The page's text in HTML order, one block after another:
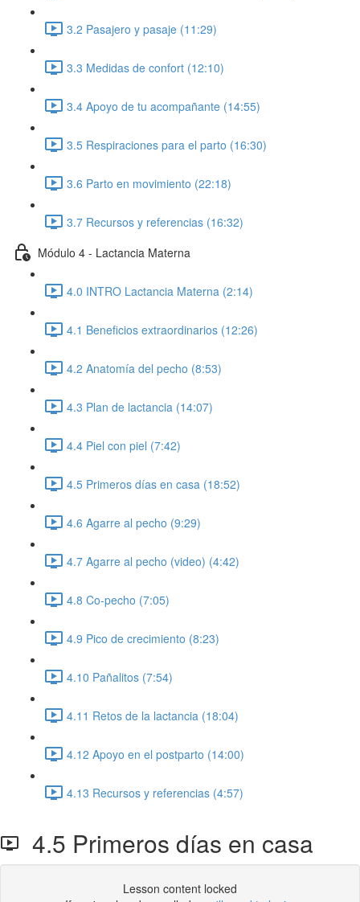
3.2 Pasajero y pasaje (11:29)
3.3 Medidas de confort (12:10)
3.4 Apoyo de tu acompañante (14:55)
3.5 Respiraciones para el parto (16:30)
3.6 Parto en movimiento (22:18)
3.7 Recursos y referencias (16:32)
Módulo 4 - Lactancia Materna
4.0 INTRO Lactancia Materna (2:14)
4.1 Beneficios extraordinarios (12:26)
4.2 Anatomía del pecho (8:53)
4.3 Plan de lactancia (14:07)
4.4 Piel con piel (7:42)
4.5 Primeros días en casa (18:52)
4.6 Agarre al pecho (9:29)
4.7 Agarre al pecho (video) (4:42)
4.8 Co-pecho (7:05)
4.9 Pico de crecimiento (8:23)
4.10 Pañalitos (7:54)
4.11 Retos de la lactancia (18:04)
4.12 Apoyo en el postparto (14:00)
4.13 Recursos y referencias (4:57)
4.5 Primeros días en casa
Lesson content locked